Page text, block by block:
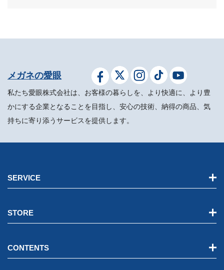
メガネの愛眼
私たち愛眼株式会社は、お客様の暮らしを、より快適に、より豊
かにする企業となることを目指し、安心の技術、納得の商品、気
持ちに寄り添うサービスを提供します。
SERVICE
STORE
CONTENTS